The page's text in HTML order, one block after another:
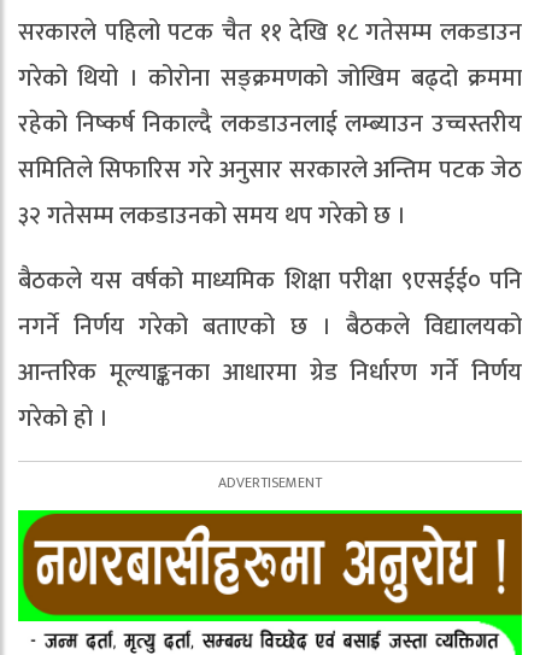
सरकारले पहिलो पटक चैत ११ देखि १८ गतेसम्म लकडाउन
गरेको थियो । कोरोना सङ्क्रमणको जोखिम बढ्दो क्रममा
रहेको निष्कर्ष निकाल्दै लकडाउनलाई लम्ब्याउन उच्चस्तरीय
समितिले सिफारिस गरे अनुसार सरकारले अन्तिम पटक जेठ
३२ गतेसम्म लकडाउनको समय थप गरेको छ ।
बैठकले यस वर्षको माध्यमिक शिक्षा परीक्षा ९एसईई० पनि
नगर्ने निर्णय गरेको बताएको छ । बैठकले विद्यालयको
आन्तरिक मूल्याङ्कनका आधारमा ग्रेड निर्धारण गर्ने निर्णय
गरेको हो ।